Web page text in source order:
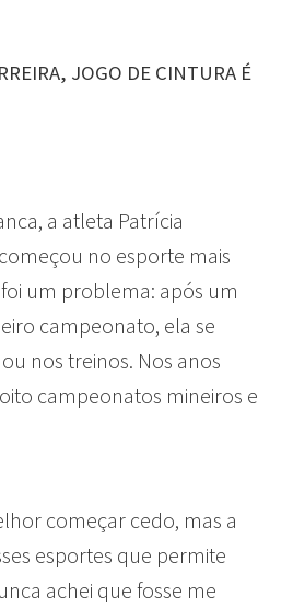
JOGO DE CINTURA É
a atleta Patrícia
no esporte mais
um problema: após um
campeonato, ela se
nos treinos. Nos anos
campeonatos mineiros e
começar cedo, mas a
esportes que permite
achei que fosse me